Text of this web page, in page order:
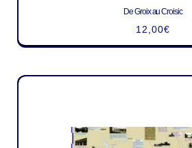
De Groix au Croisic
12,00€